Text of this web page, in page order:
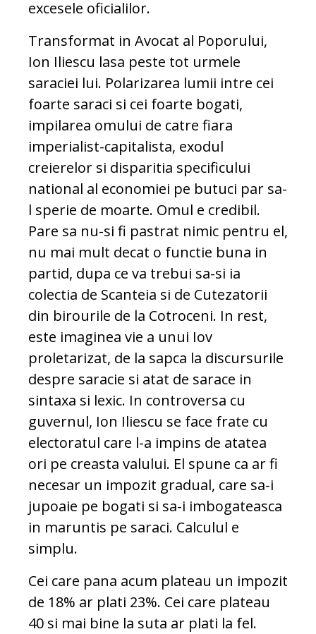
excesele oficialilor.
Transformat in Avocat al Poporului,
Ion Iliescu lasa peste tot urmele
saraciei lui. Polarizarea lumii intre cei
foarte saraci si cei foarte bogati,
impilarea omului de catre fiara
imperialist-capitalista, exodul
creierelor si disparitia specificului
national al economiei pe butuci par sa-
l sperie de moarte. Omul e credibil.
Pare sa nu-si fi pastrat nimic pentru el,
nu mai mult decat o functie buna in
partid, dupa ce va trebui sa-si ia
colectia de Scanteia si de Cutezatorii
din birourile de la Cotroceni. In rest,
este imaginea vie a unui Iov
proletarizat, de la sapca la discursurile
despre saracie si atat de sarace in
sintaxa si lexic. In controversa cu
guvernul, Ion Iliescu se face frate cu
electoratul care l-a impins de atatea
ori pe creasta valului. El spune ca ar fi
necesar un impozit gradual, care sa-i
jupoaie pe bogati si sa-i imbogateasca
in maruntis pe saraci. Calculul e
simplu.
Cei care pana acum plateau un impozit
de 18% ar plati 23%. Cei care plateau
40 si mai bine la suta ar plati la fel.